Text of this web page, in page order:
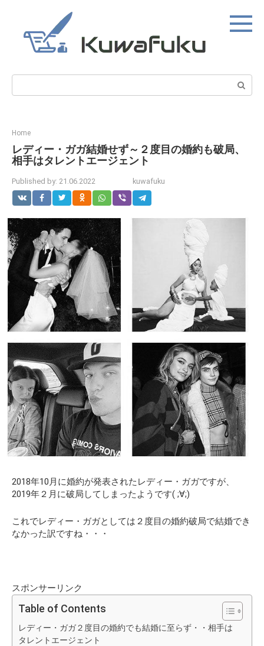
content
Search:
Home
レディー・ガガ結婚せず～２度目の婚約も破局、
相手はタレントエージェント
Published by: 21.06.2022 kuwafuku
2018年10月に婚約が発表されたレディー・ガガですが、
2019年２月に破局してしまったようです( ;∀;)
これでレディー・ガガとしては２度目の婚約破局で結婚でき
なかった訳ですね・・・
スポンサーリンク
Table of Contents
レディー・ガガ２度目の婚約でも結婚に至らず・・相手は
タレントエージェント